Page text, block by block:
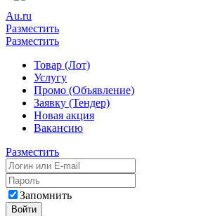
Au.ru
Разместить
Разместить
Товар (Лот)
Услугу
Промо (Объявление)
Заявку (Тендер)
Новая акция
Вакансию
Разместить
Запомнить
Войти